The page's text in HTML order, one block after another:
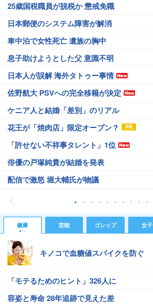
25歳国税職員が脱税か 懲戒免職
日本郵便のシステム障害が解消
車中泊で女性死亡 遺族の胸中
息子助けようとした父 意識不明
日本人が誤解 海外タトゥー事情
佐野航大 PSVへの完全移籍が決定
ケニア人と結婚「差別」のリアル
花王が「焼肉店」限定オープン？
「許せない不祥事タレント」1位
俳優の戸塚純貴が結婚を発表
配信で激怒 堀大輔氏が物議
健康 芸能 ゴシップ 女子
キノコで血糖値スパイクを防ぐ
「モテるためのヒント」326人に
容姿と寿命 28年追跡で見えた差